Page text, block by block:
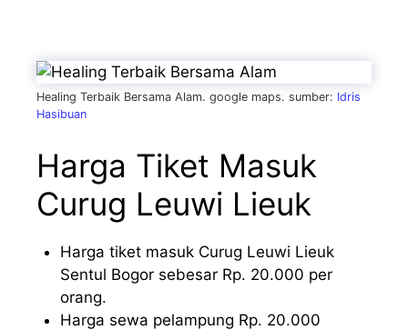
Healing Terbaik Bersama Alam. google maps. sumber: Idris
Hasibuan
Harga Tiket Masuk
Curug Leuwi Lieuk
Harga tiket masuk Curug Leuwi Lieuk
Sentul Bogor sebesar Rp. 20.000 per
orang.
Harga sewa pelampung Rp. 20.000